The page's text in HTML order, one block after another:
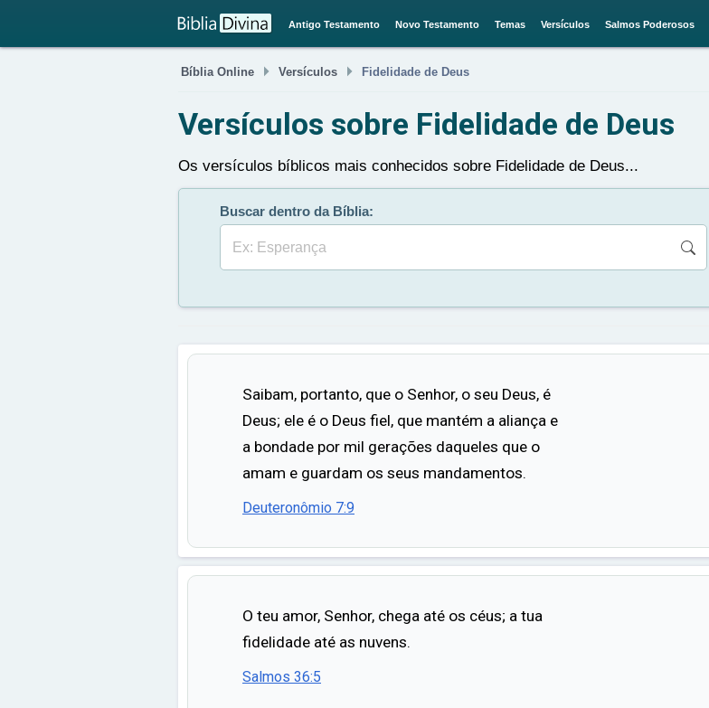
Buscar
Antigo Testamento Novo Testamento Temas Versículos Salmos Poderosos
Bíblia Online  Versículos  Fidelidade de Deus
Versículos sobre Fidelidade de Deus
Os versículos bíblicos mais conhecidos sobre Fidelidade de Deus...
Buscar dentro da Bíblia:
Buscar
Saibam, portanto, que o Senhor, o seu Deus, é
Deus; ele é o Deus fiel, que mantém a aliança e
a bondade por mil gerações daqueles que o
amam e guardam os seus mandamentos.
Deuteronômio 7:9
O teu amor, Senhor, chega até os céus; a tua
fidelidade até as nuvens.
Salmos 36:5